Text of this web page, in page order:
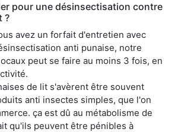
pour une désinsectisation contre
?
avez un forfait d'entretien avec
anti punaise, notre
peut se faire au moins 3 fois, en
de lit s'avèrent être souvent
anti insectes simples, que l'on
ça est dû au métabolisme de
qu'ils peuvent être pénibles à